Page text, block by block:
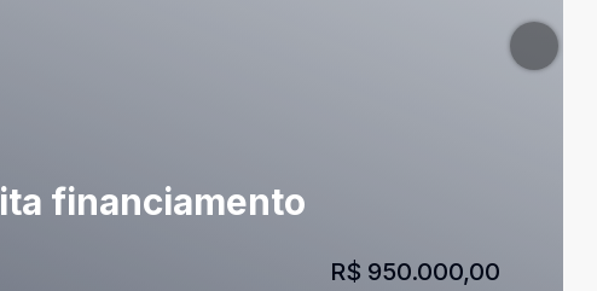
financiamento
R$ 950.000,00